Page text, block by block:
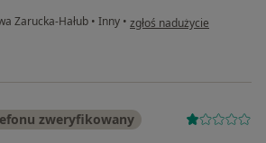
Zarucka-Hałub • Inny • w opinii użytkownika
zgłoś nadużycie
zweryfikowany